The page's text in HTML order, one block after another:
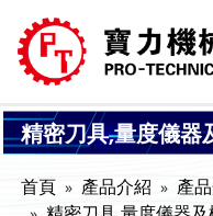
精密刀具,量度儀器
首頁 產品介紹
產